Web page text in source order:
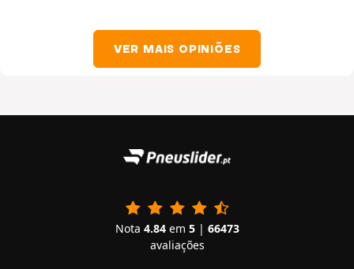
VER MAIS OPINIÕES
Nota 4.84em 5| 66473
avaliações